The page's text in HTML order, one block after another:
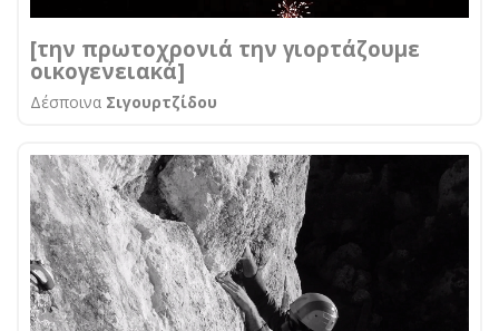
[την πρωτοχρονιά την γιορτάζουμε
οικογενειακά]
Δέσποινα Σιγουρτζίδου